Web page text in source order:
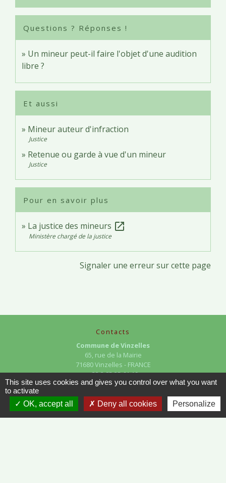
Questions ? Réponses !
Un mineur peut-il faire l'objet d'une audition
libre ?
Et aussi
Mineur auteur d'infraction
Justice
Retenue ou garde à vue d'un mineur
Justice
Pour en savoir plus
La justice des mineurs open_in_new
Ministère chargé de la justice
Signaler une erreur sur cette page
Contacts
Commune de Vinzelles
65, rue de la Mairie
71680 Vinzelles - FRANCE
+33 3 85 35 61 19
Contact par formulaire
This site uses cookies and gives you control over what you want
to activate
OK, accept all
Deny all cookies Personalize